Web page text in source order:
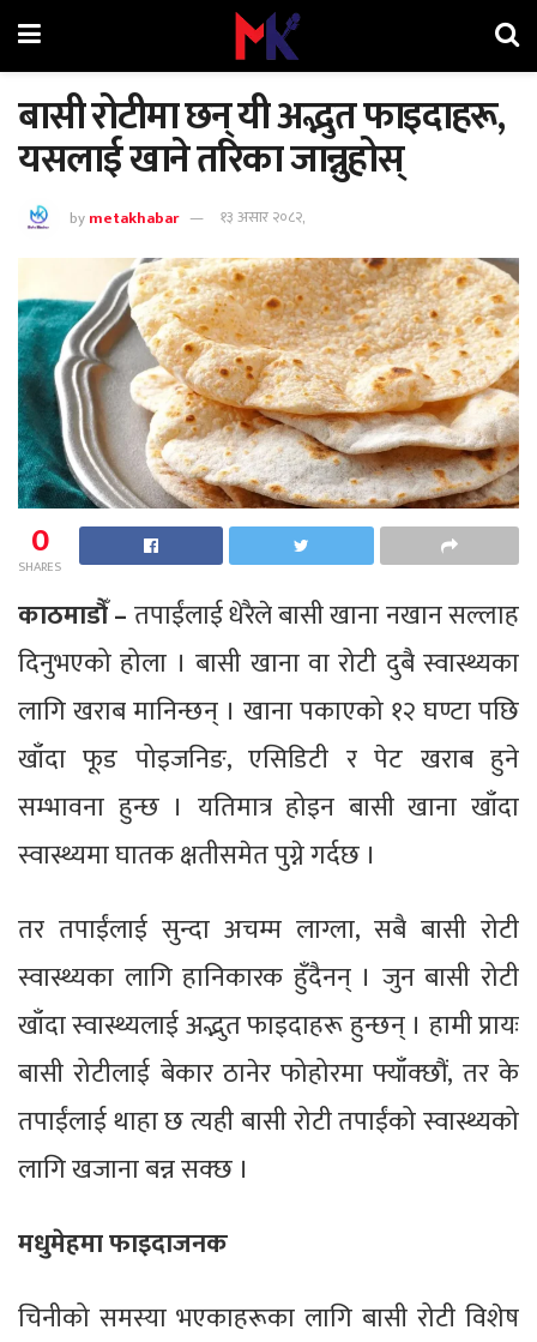
बासी रोटीमा छन् यी अद्भुत फाइदाहरू,
यसलाई खाने तरिका जान्नुहोस्
bymetakhabar १३ असार २०८२,
0
SHARES
काठमाडौँ –तपाईंलाई धेरैले बासी खाना नखान सल्लाह
दिनुभएको होला । बासी खाना वा रोटी दुबै स्वास्थ्यका
लागि खराब मानिन्छन् । खाना पकाएको १२ घण्टा पछि
खाँदा फूड पोइजनिङ, एसिडिटी र पेट खराब हुने
सम्भावना हुन्छ । यतिमात्र होइन बासी खाना खाँदा
स्वास्थ्यमा घातक क्षतीसमेत पुग्ने गर्दछ ।
तर तपाईंलाई सुन्दा अचम्म लाग्ला, सबै बासी रोटी
स्वास्थ्यका लागि हानिकारक हुँदैनन् । जुन बासी रोटी
खाँदा स्वास्थ्यलाई अद्भुत फाइदाहरू हुन्छन् । हामी प्रायः
बासी रोटीलाई बेकार ठानेर फोहोरमा फ्याँक्छौं, तर के
तपाईंलाई थाहा छ त्यही बासी रोटी तपाईंको स्वास्थ्यको
लागि खजाना बन्न सक्छ ।
मधुमेहमा फाइदाजनक
चिनीको समस्या भएकाहरूका लागि बासी रोटी विशेष